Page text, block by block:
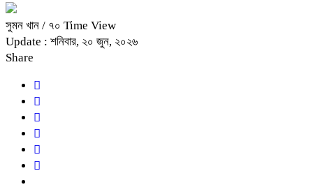
সুমন খান / ৭০ Time View
Update : শনিবার, ২০ জুন, ২০২৬
Share